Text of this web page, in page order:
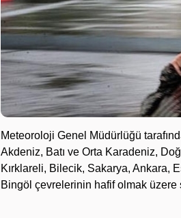
Meteoroloji Genel Müdürlüğü
Akdeniz, Batı ve Orta Karadeniz,
Kırklareli, Bilecik, Sakarya, Ankara,
Bingöl çevrelerinin hafif olmak üzere